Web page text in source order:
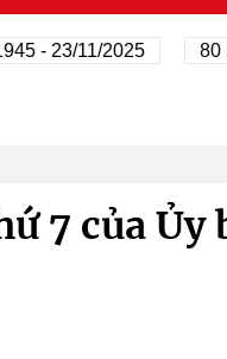
23/11/2025 80
7 của Ủy